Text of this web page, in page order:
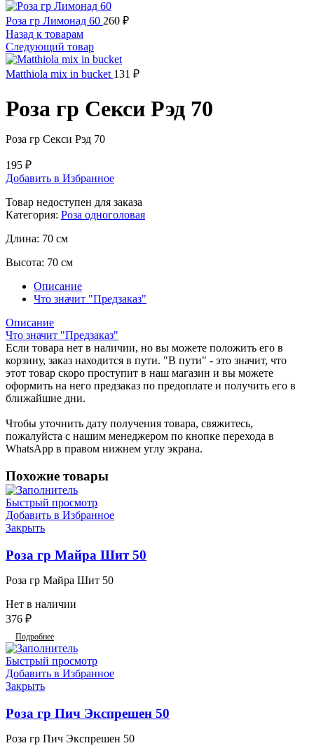
Роза гр Лимонад 60 260 ₽
Назад к товарам
Следующий товар
Matthiola mix in bucket 131 ₽
Роза гр Секси Рэд 70
Роза гр Секси Рэд 70
195 ₽
Добавить в Избранное
Товар недоступен для заказа
Категория: Роза одноголовая
Длина: 70 см
Высота: 70 см
Описание
Что значит "Предзаказ"
Описание
Что значит "Предзаказ"
Если товара нет в наличии, но вы можете положить его в
корзину, заказ находится в пути. "В пути" - это значит, что
этот товар скоро проступит в наш магазин и вы можете
оформить на него предзаказ по предоплате и получить его в
ближайшие дни.
Чтобы уточнить дату получения товара, свяжитесь,
пожалуйста с нашим менеджером по кнопке перехода в
WhatsApp в правом нижнем углу экрана.
Похожие товары
Быстрый просмотр
Добавить в Избранное
Закрыть
Роза гр Майра Шит 50
Роза гр Майра Шит 50
Нет в наличии
376 ₽
Подробнее
Быстрый просмотр
Добавить в Избранное
Закрыть
Роза гр Пич Экспрешен 50
Роза гр Пич Экспрешен 50